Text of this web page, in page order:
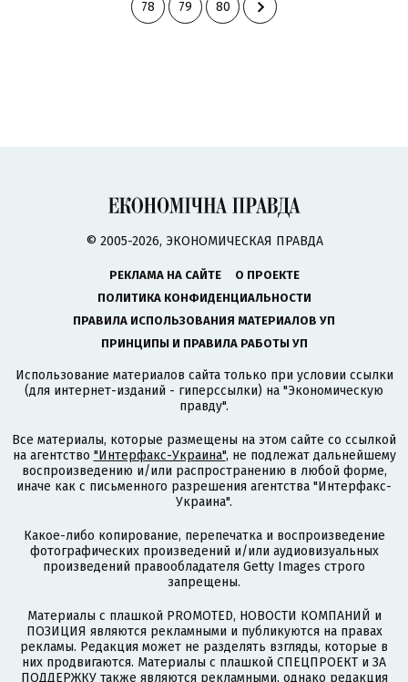
78 79 80
© 2005-2026, ЭКОНОМИЧЕСКАЯ ПРАВДА
РЕКЛАМА НА САЙТЕ
О ПРОЕКТЕ
ПОЛИТИКА КОНФИДЕНЦИАЛЬНОСТИ
ПРАВИЛА ИСПОЛЬЗОВАНИЯ МАТЕРИАЛОВ УП
ПРИНЦИПЫ И ПРАВИЛА РАБОТЫ УП
Использование материалов сайта только при условии ссылки
(для интернет-изданий - гиперссылки) на "Экономическую
правду".
Все материалы, которые размещены на этом сайте со ссылкой
на агентство "Интерфакс-Украина", не подлежат дальнейшему
воспроизведению и/или распространению в любой форме,
иначе как с письменного разрешения агентства "Интерфакс-
Украина".
Какое-либо копирование, перепечатка и воспроизведение
фотографических произведений и/или аудиовизуальных
произведений правообладателя Getty Images строго
запрещены.
Материалы с плашкой PROMOTED, НОВОСТИ КОМПАНИЙ и
ПОЗИЦИЯ являются рекламными и публикуются на правах
рекламы. Редакция может не разделять взгляды, которые в
них продвигаются. Материалы с плашкой СПЕЦПРОЕКТ и ЗА
ПОДДЕРЖКУ также являются рекламными, однако редакция